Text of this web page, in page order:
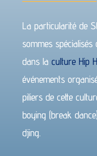
La particularité de
sommes
dans la culture Hip
événements
piliers de cette
boying (break
djing.